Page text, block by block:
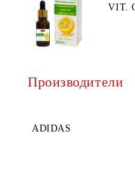
VIT.
Производители
ADIDAS